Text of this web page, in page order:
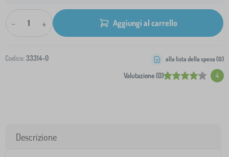
- + Aggiungi al carrello
Codice: 33314-0
Valutazione (0) 4
alla lista della spesa (0)
Descrizione